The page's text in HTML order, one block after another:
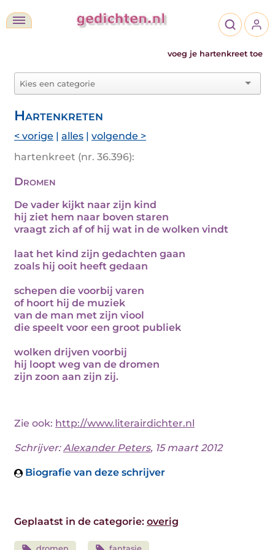
voeg je hartenkreet toe
Hartenkreten
< vorige | alles | volgende >
hartenkreet (nr. 36.396):
Dromen
De vader kijkt naar zijn kind
hij ziet hem naar boven staren
vraagt zich af of hij wat in de wolken vindt
laat het kind zijn gedachten gaan
zoals hij ooit heeft gedaan
schepen die voorbij varen
of hoort hij de muziek
van de man met zijn viool
die speelt voor een groot publiek
wolken drijven voorbij
hij loopt weg van de dromen
zijn zoon aan zijn zij.
Zie ook: http://www.literairdichter.nl
Schrijver:Alexander Peters, 15 maart 2012
Biografie van deze schrijver
Geplaatst in de categorie: overig